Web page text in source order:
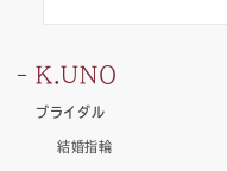
K.UNO
ブライダル
結婚指輪